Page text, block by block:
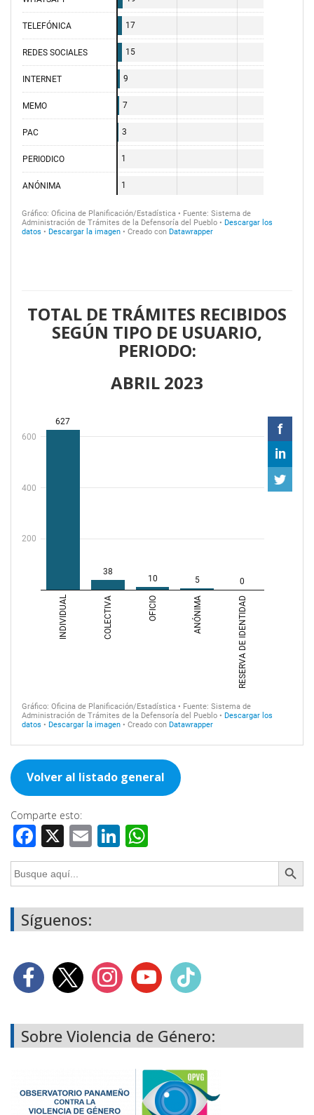
TOTAL DE TRÁMITES RECIBIDOS
SEGÚN TIPO DE USUARIO,
PERIODO:
ABRIL 2023
Volver al listado general
Comparte esto:
Facebook
X EmailLinkedIn
Buscar: Botón de
Síguenos:
Sobre Violencia de Género: